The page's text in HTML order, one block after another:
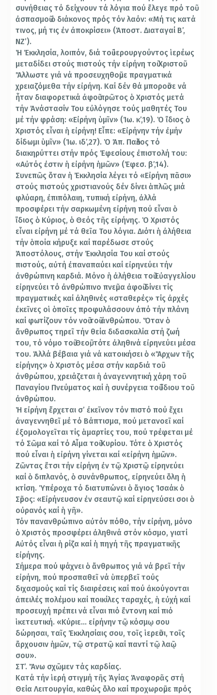
συνήθειας τό δείχνουν τά λόγια πού ἔλεγε πρό τοῦ
ἀσπασμοῦ ὁ διάκονος πρός τόν λαόν: «Μή τις κατά
τινος, μή τις ἐν ἀποκρίσει» (Ἀποστ. Διαταγαί Β’,
ΝΖ’).
Ἡ Ἐκκλησία, λοιπόν, διά τοῦ ἱερουργούντος ἱερέως
μεταδίδει στούς πιστούς τήν εἰρήνη τοῦ Χριστοῦ.
Ἄλλωστε γιά νά προσευχηθοῦμε πραγματικά
χρειαζόμεθα τήν εἰρήνη. Καί δέν θά μποροῦσε νά
ἦταν διαφορετικά ἀφοῦ πρῶτος ὁ Χριστός μετά
τήν Ἀνάστασίν Του εὐλόγησε τούς μαθητές Του
μέ τήν φράση: «Εἰρήνη ὑμῖν» (Ἰω. κ’,19). Ὁ ἴδιος ὁ
Χριστός εἶναι ἡ εἰρήνη! Εἶπε: «Εἰρήνην τήν ἐμήν
δίδωμι ὑμῖν» (Ἰω. ιδ’,27). Ὁ Ἀπ. Παῦλος τό
διακηρύττει στήν πρός Ἐφεσίους ἐπιστολή του:
«Αὐτός ἐστιν ἡ εἰρήνη ἡμῶν» (Ἐφεσ. β’,14).
Συνεπῶς ὅταν ἡ Ἐκκλησία λέγει τό «Εἰρήνη πᾶσι»
στούς πιστούς χριστιανούς δέν δίνει ἁπλῶς μιά
φλύαρη, ἐπιπόλαιη, τυπική εἰρήνη, ἀλλά
προσφέρει τήν σαρκωμένη εἰρήνη πού εἶναι ὁ
ἴδιος ὁ Κύριος, ὁ Θεός τῆς εἰρήνης. Ὁ Χριστός
εἶναι εἰρήνη μέ τά θεῖα Του λόγια. Διότι ἡ ἀλήθεια
τήν ὁποία κήρυξε καί παρέδωσε στούς
Ἀποστόλους, στήν Ἐκκλησία Του καί στούς
πιστούς, αὐτή ἐπαναπαύει καί εἰρηνεύει τήν
ἀνθρώπινη καρδιά. Μόνο ἡ ἀλήθεια τοῦ Εὐαγγελίου
εἰρηνεύει τό ἀνθρώπινο πνεῦμα ἀφοῦ δίνει τίς
πραγματικές καί ἀληθινές «σταθερές» τίς ἀρχές
ἐκεῖνες οἱ ὁποῖες προφυλάσσουν ἀπό τήν πλάνη
καί φωτίζουν τόν νοῦ τοῦ ἀνθρώπου. Ὅταν ὁ
ἄνθρωπος τηρεῖ τήν θεία διδασκαλία στή ζωή
του, τό νόμο τοῦ Θεοῦ, τότε ἀληθινά εἰρηνεύει μέσα
του. Ἀλλά βέβαια γιά νά κατοικήσει ὁ «Ἄρχων τῆς
εἰρήνης» ὁ Χριστός μέσα στήν καρδιά τοῦ
ἀνθρώπου, χρειάζεται ἡ ἀναγεννητική χάρη τοῦ
Παναγίου Πνεύματος καί ἡ συνέργεια τοῦ ἴδιου τοῦ
ἀνθρώπου.
Ἡ εἰρήνη ἔρχεται σ’ ἐκεῖνον τόν πιστό πού ἔχει
ἀναγεννηθεῖ μέ τό Βάπτισμα, πού μετανοεῖ καί
ἐξομολογεῖται τίς ἁμαρτίες του, πού τρέφεται μέ
τό Σῶμα καί τό Αἷμα τοῦ Κυρίου. Τότε ὁ Χριστός
πού εἶναι ἡ εἰρήνη γίνεται καί «εἰρήνη ἡμῶν».
Ζῶντας ἔτσι τήν εἰρήνη ἐν τῷ Χριστῷ εἰρηνεύει
καί ὁ διπλανός, ὁ συνάνθρωπος, εἰρηνεύει ὅλη ἡ
κτίση. Ὑπέροχα τό διατυπώνει ὁ ἅγιος Ἰσαάκ ὁ
Σῦρος: «Εἰρήνευσον ἐν σεαυτῷ καί εἰρηνεύσει σοι ὁ
οὐρανός καί ἡ γῆ».
Τόν πανανθρώπινο αὐτόν πόθο, τήν εἰρήνη, μόνο
ὁ Χριστός προσφέρει ἀληθινά στόν κόσμο, γιατί
Αὐτός εἶναι ἡ ρίζα καί ἡ πηγή τῆς πραγματικῆς
εἰρήνης.
Σήμερα πού ψάχνει ὁ ἄνθρωπος γιά νά βρεῖ τήν
εἰρήνη, πού προσπαθεῖ νά ὑπερβεῖ τούς
διχασμούς καί τίς διαιρέσεις καί πού ἀκούγονται
ἀπειλές πολέμου καί ποικίλες ταραχές, ἡ εὐχή καί
προσευχή πρέπει νά εἶναι πιό ἔντονη καί πιό
ἱκετευτική. «Κύριε… εἰρήνην τῷ κόσμῳ σου
δώρησαι, ταῖς Ἐκκλησίαις σου, τοῖς ἱερεῦσι, τοῖς
ἄρχουσιν ἡμῶν, τῷ στρατῷ καί παντί τῷ λαῷ
σου».
ΣΤ’. Ἄνω σχῶμεν τάς καρδίας.
Κατά τήν ἱερή στιγμή τῆς Ἁγίας Ἀναφορᾶς στή
Θεία Λειτουργία, καθώς ὅλο καί προχωροῦμε πρός